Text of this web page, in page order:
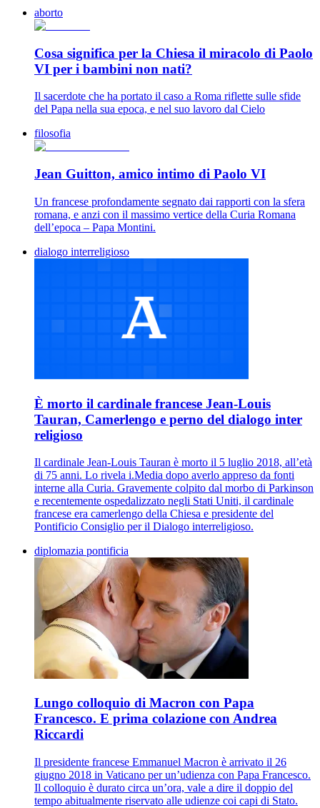
aborto
Cosa significa per la Chiesa il miracolo di Paolo
VI per i bambini non nati?
Il sacerdote che ha portato il caso a Roma riflette sulle sfide
del Papa nella sua epoca, e nel suo lavoro dal Cielo
filosofia
Jean Guitton, amico intimo di Paolo VI
Un francese profondamente segnato dai rapporti con la sfera
romana, e anzi con il massimo vertice della Curia Romana
dell’epoca – Papa Montini.
dialogo interreligioso
È morto il cardinale francese Jean-Louis
Tauran, Camerlengo e perno del dialogo inter
religioso
Il cardinale Jean-Louis Tauran è morto il 5 luglio 2018, all’età
di 75 anni. Lo rivela i.Media dopo averlo appreso da fonti
interne alla Curia. Gravemente colpito dal morbo di Parkinson
e recentemente ospedalizzato negli Stati Uniti, il cardinale
francese era camerlengo della Chiesa e presidente del
Pontificio Consiglio per il Dialogo interreligioso.
diplomazia pontificia
Lungo colloquio di Macron con Papa
Francesco. E prima colazione con Andrea
Riccardi
Il presidente francese Emmanuel Macron è arrivato il 26
giugno 2018 in Vaticano per un’udienza con Papa Francesco.
Il colloquio è durato circa un’ora, vale a dire il doppio del
tempo abitualmente riservato alle udienze coi capi di Stato.